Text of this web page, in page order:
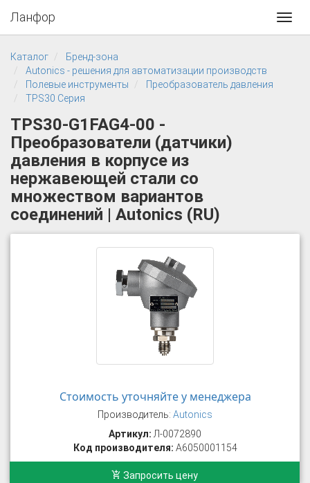
Ланфор
Каталог
Бренд-зона
Autonics - решения для автоматизации производств
Полевые инструменты
Преобразователь давления
TPS30 Серия
TPS30-G1FAG4-00 -
Преобразователи (датчики)
давления в корпусе из
нержавеющей стали со
множеством вариантов
соединений | Autonics (RU)
Стоимость уточняйте у менеджера
Производитель: Autonics
Артикул: Л-0072890
Код производителя: A6050001154
Запросить цену